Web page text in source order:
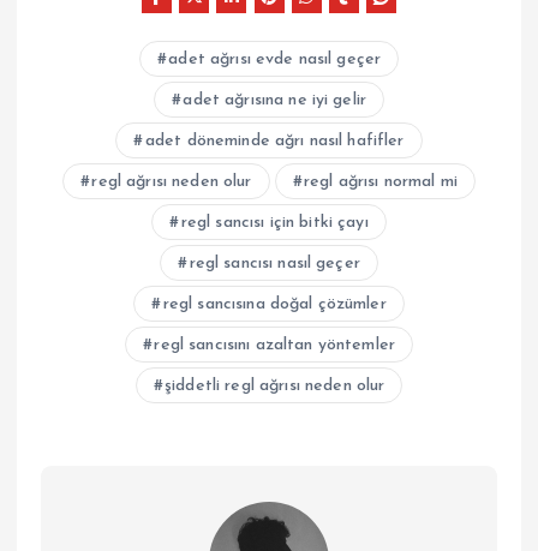
adet ağrısı evde nasıl geçer
adet ağrısına ne iyi gelir
adet döneminde ağrı nasıl hafifler
regl ağrısı neden olur regl ağrısı normal mi
regl sancısı için bitki çayı
regl sancısı nasıl geçer
regl sancısına doğal çözümler
regl sancısını azaltan yöntemler
şiddetli regl ağrısı neden olur